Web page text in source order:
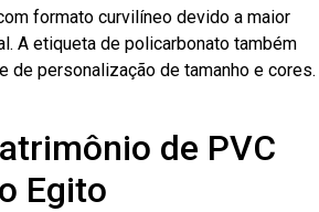
formato curvilíneo devido a maior
A etiqueta de policarbonato também
de personalização de tamanho e cores.
de PVC
Egito